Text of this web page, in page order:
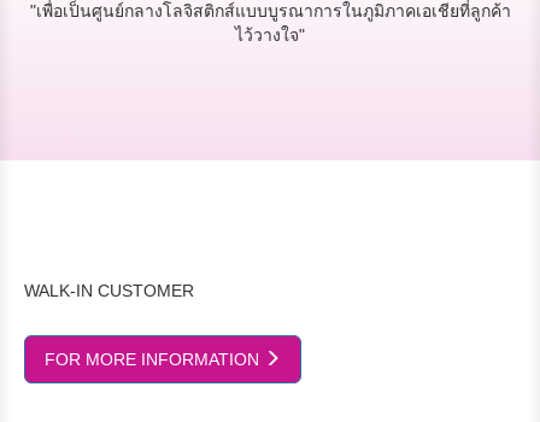
"เพื่อเป็นศูนย์กลางโลจิสติกส์แบบบูรณาการในภูมิภาคเอเชียที่ลูกค้า
ไว้วางใจ"
WALK-IN CUSTOMER
FOR MORE INFORMATION